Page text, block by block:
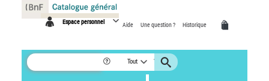
Espace personnel Aide Une question ? Historique
Tout
Panneau de gestion des cookies